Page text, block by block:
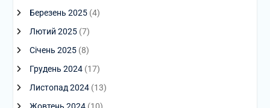
Березень 2025(4)
Лютий 2025(7)
Січень 2025(8)
Грудень 2024(17)
Листопад 2024(13)